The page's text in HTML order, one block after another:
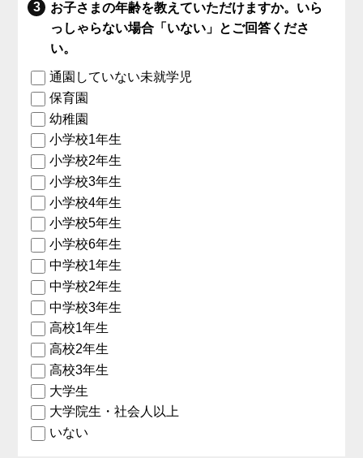
お子さまの年齢を教えていただけますか。いら
っしゃらない場合「いない」とご回答くださ
い。
通園していない未就学児
保育園
幼稚園
小学校1年生
小学校2年生
小学校3年生
小学校4年生
小学校5年生
小学校6年生
中学校1年生
中学校2年生
中学校3年生
高校1年生
高校2年生
高校3年生
大学生
大学院生・社会人以上
いない